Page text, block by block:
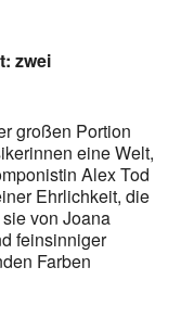
zwei
großen Portion
eine Welt,
Alex Tod
Ehrlichkeit, die
von Joana
feinsinniger
Farben